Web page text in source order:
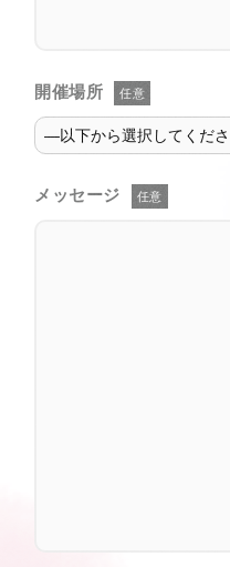
開催場所 任意
メッセージ 任意